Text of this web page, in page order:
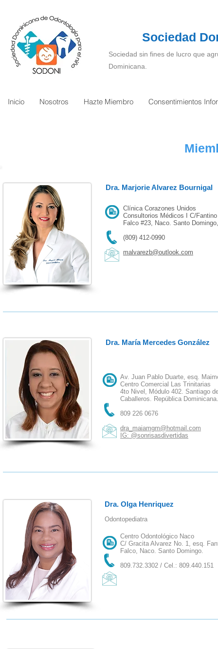
Sociedad
Sociedad sin fines de lucro que
Dominicana.
Inicio Nosotros Hazte Miembro Consentimientos
Dra. Marjorie Alvarez Bournigal
Clínica Corazones Unidos
Consultorios Médicos I C/Fantino
Falco #23, Naco. Santo
(809) 412-0990
malvarezb@outlook.com
Dra. María Mercedes González
Av. Juan Pablo Duarte, esq.
Centro Comercial Las Trinitarias
4to Nivel, Módulo 402. Santiago
Caballeros. República Dominicana.
809 226 0676
dra_maiamgm@hotmail.com
IG: @sonrisasdivertidas
Dra. Olga Henriquez
Odontopediatra
Centro Odontológico Naco
C/ Gracita Alvarez No. 1, esq.
Falco, Naco. Santo Domingo.
809.732.3302 / Cel.: 809.440.151